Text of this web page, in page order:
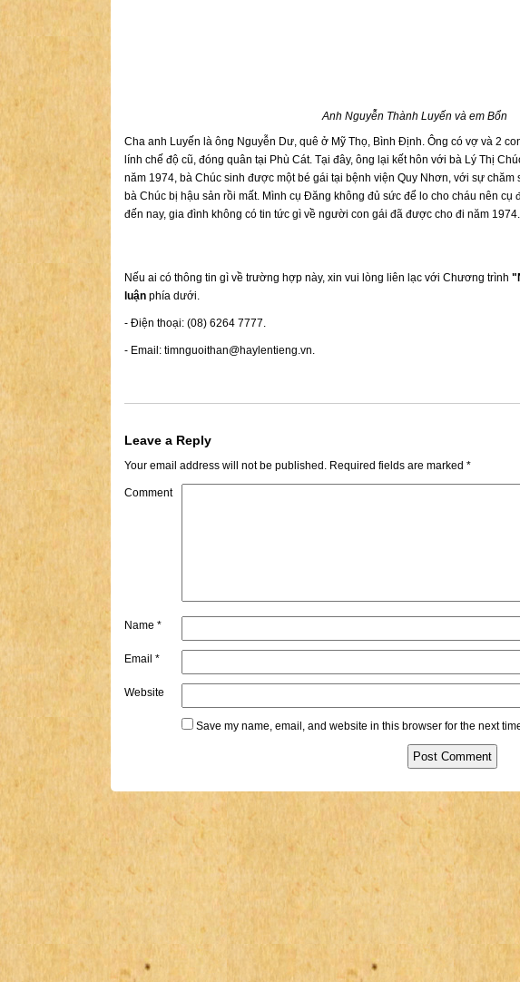
Anh Nguyễn Thành Luyến và em Bổn
Cha anh Luyến là ông Nguyễn Dư, quê ở Mỹ Thọ, Bình Định. Ông có vợ và 2
lính chế độ cũ, đóng quân tại Phù Cát. Tại đây, ông lại kết hôn với bà Lý Thị
năm 1974, bà Chúc sinh được một bé gái tại bệnh viện Quy Nhơn, với sự
bà Chúc bị hậu sản rồi mất. Mình cụ Đăng không đủ sức để lo cho cháu nên
đến nay, gia đình không có tin tức gì về người con gái đã được cho đi năm 1974.
Nếu ai có thông tin gì về trường hợp này, xin vui lòng liên lạc với Chương trình
luận phía dưới.
- Điện thoại: (08) 6264 7777.
- Email: timnguoithan@haylentieng.vn.
Leave a Reply
Your email address will not be published. Required fields are marked *
Comment
Name *
Email *
Website
Save my name, email, and website in this browser for the next